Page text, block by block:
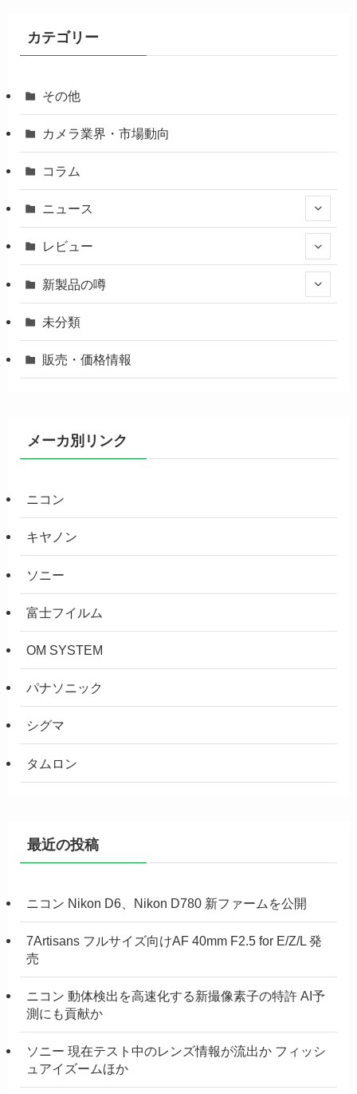
カテゴリー
その他
カメラ業界・市場動向
コラム
ニュース
レビュー
新製品の噂
未分類
販売・価格情報
メーカ別リンク
ニコン
キヤノン
ソニー
富士フイルム
OM SYSTEM
パナソニック
シグマ
タムロン
最近の投稿
ニコン Nikon D6、Nikon D780 新ファームを公開
7Artisans フルサイズ向けAF 40mm F2.5 for E/Z/L 発
売
ニコン 動体検出を高速化する新撮像素子の特許 AI予
測にも貢献か
ソニー 現在テスト中のレンズ情報が流出か フィッシ
ュアイズームほか